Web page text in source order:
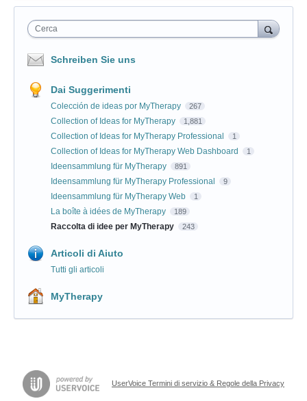
Cerca
Schreiben Sie uns
Dai Suggerimenti
Colección de ideas por MyTherapy 267
Collection of Ideas for MyTherapy 1,881
Collection of Ideas for MyTherapy Professional 1
Collection of Ideas for MyTherapy Web Dashboard 1
Ideensammlung für MyTherapy 891
Ideensammlung für MyTherapy Professional 9
Ideensammlung für MyTherapy Web 1
La boîte à idées de MyTherapy 189
Raccolta di idee per MyTherapy 243
Articoli di Aiuto
Tutti gli articoli
MyTherapy
UserVoice Termini di servizio & Regole della Privacy